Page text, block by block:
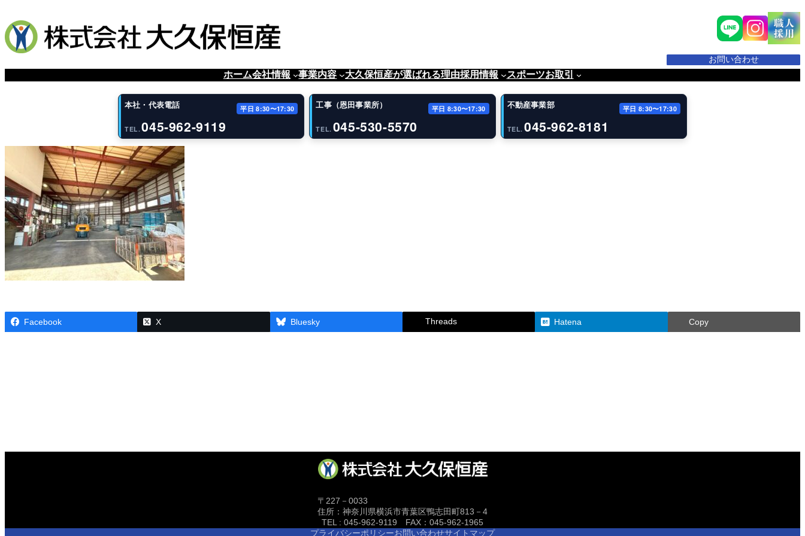
容
を
ス
プ
お問い合わせ
ホーム会社情報 事業内容 大久保恒産が選ばれる理由採用情報 スポーツお取引
本社・代表電話 平日 8:30〜17:30
TEL.045-962-9119
工事（恩田事業所） 平日 8:30〜17:30
TEL. 045-530-5570
不動産事業部 平日 8:30〜17:30
TEL. 045-962-8181
Facebook X Bluesky Threads Hatena Copy
〒227－0033
住所：神奈川県横浜市青葉区鴨志田町813－4
TEL : 045-962-9119 FAX：045-962-1965
プライバシーポリシーお問い合わせサイトマップ